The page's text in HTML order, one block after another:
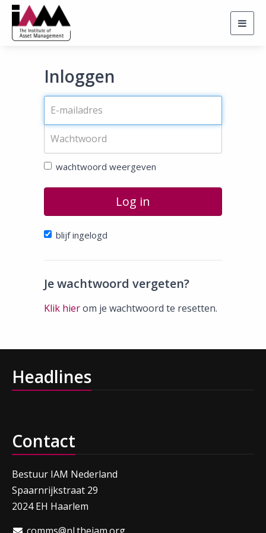
Inloggen
wachtwoord weergeven
Log in
blijf ingelogd
Je wachtwoord vergeten?
Klik hierom je wachtwoord te resetten.
Headlines
Contact
Bestuur IAM Nederland
Spaarnrijkstraat 29
2024 EH Haarlem
comms@nl.theiam.org